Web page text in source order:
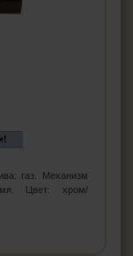
газ. Механизм
Цвет: хром/